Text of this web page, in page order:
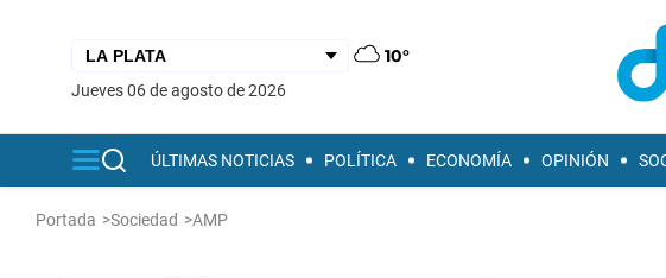
10°
jueves 06 de agosto de 2026
ÚLTIMAS NOTICIAS POLÍTICA ECONOMÍA OPINIÓN
Portada >Sociedad >AMP